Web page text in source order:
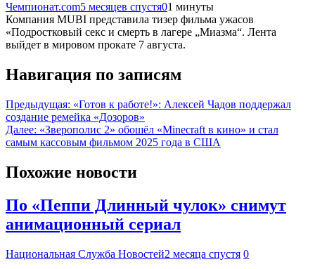
Чемпионат.com5 месяцев спустя01 минуты
Компания MUBI представила тизер фильма ужасов
«Подростковый секс и смерть в лагере „Миазма“. Лента
выйдет в мировом прокате 7 августа.
Навигация по записям
Предыдущая: «Готов к работе!»: Алексей Чадов поддержал
создание ремейка «Дозоров»
Далее: «Зверополис 2» обошёл «Minecraft в кино» и стал
самым кассовым фильмом 2025 года в США
Похожие новости
По «Пеппи Длинный чулок» снимут
анимационный сериал
Национальная Служба Новостей2 месяца спустя 0